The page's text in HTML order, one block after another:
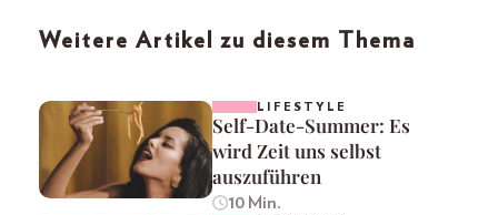
Weitere Artikel zu diesem Thema
LIFESTYLE
Self-Date-Summer: Es
wird Zeit uns selbst
auszuführen
10 Min.